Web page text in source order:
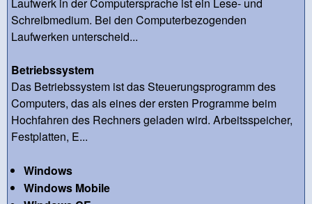
Schreibmedium. Bei den Computerbezogenden
Laufwerken unterscheid...
Betriebssystem
Das Betriebssystem ist das Steuerungsprogramm des
Computers, das als eines der ersten Programme beim
Hochfahren des Rechners geladen wird. Arbeitsspeicher,
Festplatten, E...
Windows
Windows Mobile